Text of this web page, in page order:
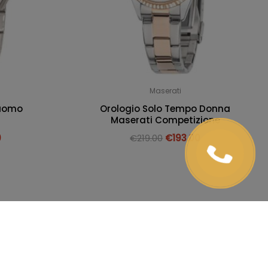
Maserati
Orologio Solo Tempo Donna
Maserati Competizione
€219.00 €193.00